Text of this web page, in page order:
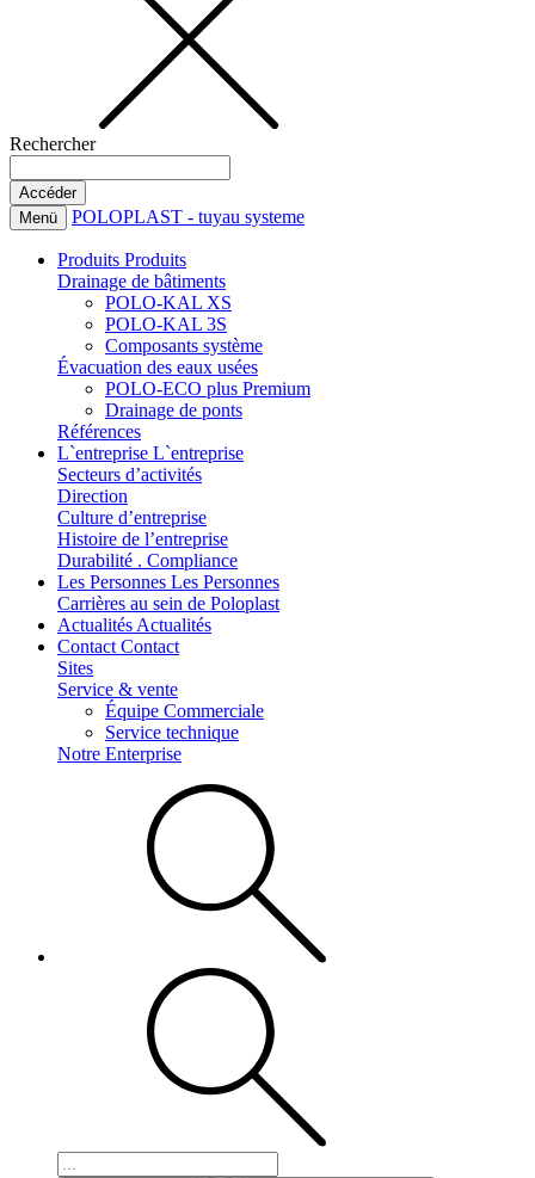
Rechercher
Menü POLOPLAST - tuyau systeme
Produits Produits
Drainage de bâtiments
POLO-KAL XS
POLO-KAL 3S
Composants système
Évacuation des eaux usées
POLO-ECO plus Premium
Drainage de ponts
Références
L`entreprise L`entreprise
Secteurs d’activités
Direction
Culture d’entreprise
Histoire de l’entreprise
Durabilité . Compliance
Les Personnes Les Personnes
Carrières au sein de Poloplast
Actualités Actualités
Contact Contact
Sites
Service & vente
Équipe Commerciale
Service technique
Notre Enterprise